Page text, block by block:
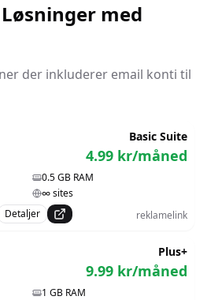
med
der inkluderer email konti til
Basic Suite
4.99 kr/måned
0.5GB RAM
∞sites
Detaljer reklamelink
Plus+
9.99 kr/måned
1 GB RAM